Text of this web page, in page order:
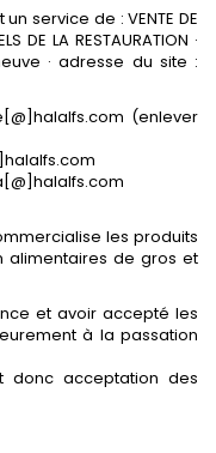
un service de : VENTE DE
DE LA RESTAURATION ·
· adresse du site :
(enlever
les produits
alimentaires de gros et
et avoir accepté les
à la passation
donc acceptation des